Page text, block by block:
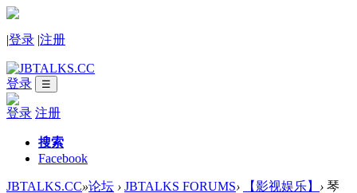
|登录 |注册
登录 ☰
登录 注册
搜索
Facebook
JBTALKS.CC»论坛 › JBTALKS FORUMS› 【影视娱乐】 › 琴